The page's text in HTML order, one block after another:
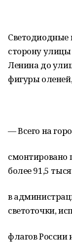
Светодиодные
сторону
Ленина до
фигуры
— Всего на
смонтировано
более 91,5
в
светоточки,
флагов России